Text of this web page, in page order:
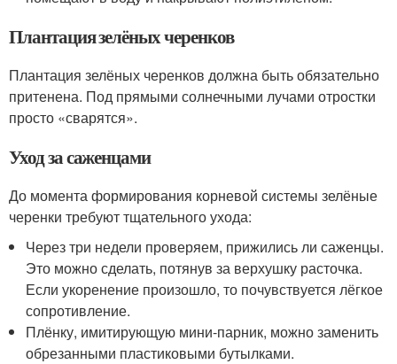
Плантация зелёных черенков
Плантация зелёных черенков должна быть обязательно
притенена. Под прямыми солнечными лучами отростки
просто «сварятся».
Уход за саженцами
До момента формирования корневой системы зелёные
черенки требуют тщательного ухода:
Через три недели проверяем, прижились ли саженцы.
Это можно сделать, потянув за верхушку расточка.
Если укоренение произошло, то почувствуется лёгкое
сопротивление.
Плёнку, имитирующую мини-парник, можно заменить
обрезанными пластиковыми бутылками.